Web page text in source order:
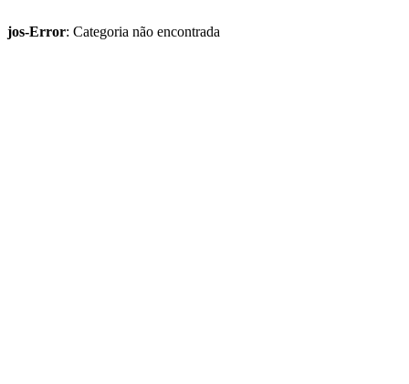
jos-Error: Categoria não encontrada